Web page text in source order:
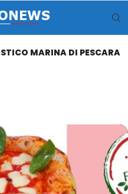
MARINA DI PESCARA